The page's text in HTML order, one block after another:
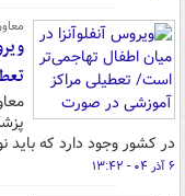
در کشور وجود دارد که
۶ آذر ۰۴ - ۱۳:۴۲